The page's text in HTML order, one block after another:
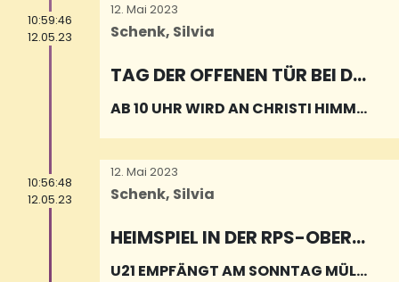
10:59:46
12.05.23
12. Mai 2023
Schenk, Silvia
TAG DER OFFENEN TÜR BEI DE
R FEUERWEHR IN EINÖD
AB 10 UHR WIRD AN CHRISTI HIMME
ERT
10:56:48
12.05.23
12. Mai 2023
Schenk, Silvia
HEIMSPIEL IN DER RPS-OBERLI
GA
U21 EMPFÄNGT AM SONNTAG MÜLH